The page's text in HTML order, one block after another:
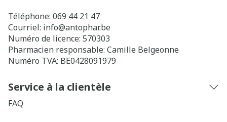
Téléphone: 069 44 21 47
Courriel: info@antophar.be
Numéro de licence: 570303
Pharmacien responsable: Camille Belgeonne
Numéro TVA: BE0428091979
Service à la clientèle
FAQ